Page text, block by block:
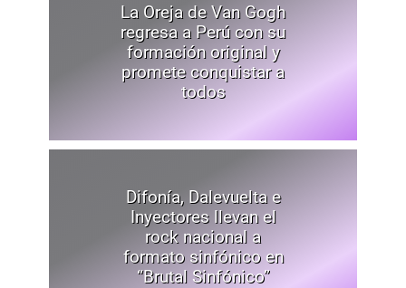
La Oreja de Van Gogh
regresa a Perú con su
formación original y
promete conquistar a
todos
Difonía, Dalevuelta e
Inyectores llevan el
rock nacional a
formato sinfónico en
“Brutal Sinfónico”